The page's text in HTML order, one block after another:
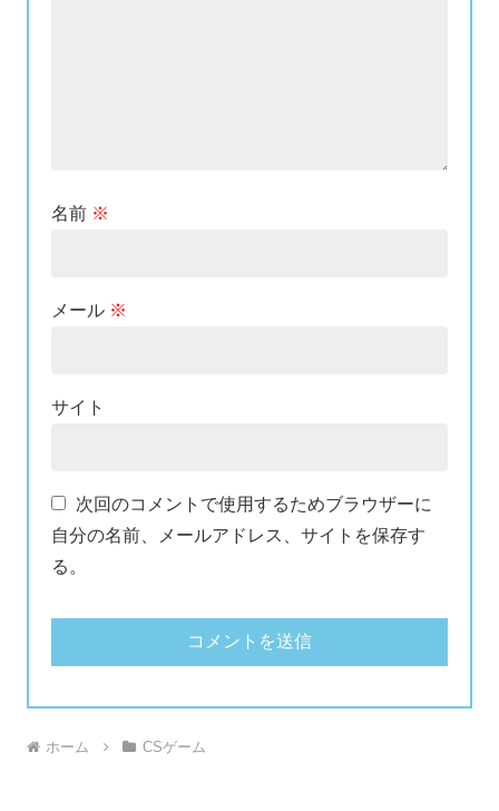
名前 ※
メール ※
サイト
次回のコメントで使用するためブラウザーに
自分の名前、メールアドレス、サイトを保存す
る。
ホーム CSゲーム